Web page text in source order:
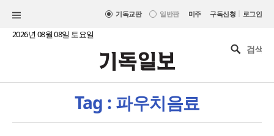
기독교판 일반판 미주 구독신청 | 로그인
2026년 08월 08일 토요일
Tag : 파우치음료